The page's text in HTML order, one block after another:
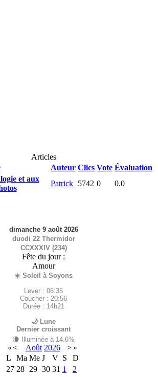
Articles
Auteur Clics Vote Évaluation
et aux
Patrick 5742 0 0.0
dimanche 9 août 2026
duodi 22 Thermidor
CCXXXIV (234)
Fête du jour :
Amour
☀️ Soleil à Soyons
Lever : 06:35
Coucher : 20:56
Durée : 14h21
🌙 Lune
Dernier croissant
🌘 Illuminée à 14.6%
«< Août 2026 > »
L
Ma Me J V S
D
27 28 29 30 31 1
2